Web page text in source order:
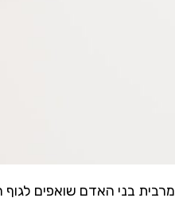
מרבית בני האדם שואפים